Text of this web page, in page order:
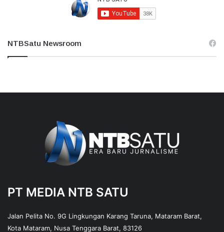
NTBSatu Newsroom
PT MEDIA NTB SATU
Jalan Pelita No. 9G Lingkungan Karang Taruna, Mataram Barat,
Kota Mataram, Nusa Tenggara Barat, 83126